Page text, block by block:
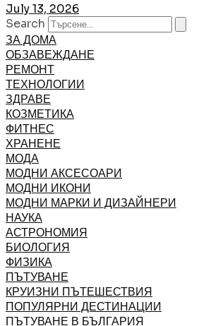
July 13, 2026
Search
ЗА ДОМА
ОБЗАВЕЖДАНЕ
РЕМОНТ
ТЕХНОЛОГИИ
ЗДРАВЕ
КОЗМЕТИКА
ФИТНЕС
ХРАНЕНЕ
МОДА
МОДНИ АКСЕСОАРИ
МОДНИ ИКОНИ
МОДНИ МАРКИ И ДИЗАЙНЕРИ
НАУКА
АСТРОНОМИЯ
БИОЛОГИЯ
ФИЗИКА
ПЪТУВАНЕ
КРУИЗНИ ПЪТЕШЕСТВИЯ
ПОПУЛЯРНИ ДЕСТИНАЦИИ
ПЪТУВАНЕ В БЪЛГАРИЯ